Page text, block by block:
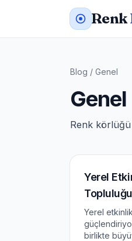
Renk
Blog / Genel
Genel
Renk körlüğü
Yerel
Yerel
birlikte